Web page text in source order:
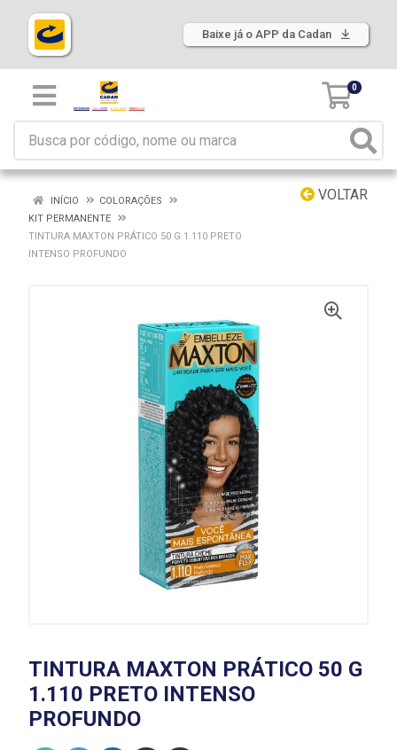
Baixe já o APP da Cadan
0
VOLTAR
INÍCIO
COLORAÇÕES
KIT PERMANENTE
TINTURA MAXTON PRÁTICO 50 G 1.110 PRETO
INTENSO PROFUNDO
TINTURA MAXTON PRÁTICO 50 G
1.110 PRETO INTENSO
PROFUNDO